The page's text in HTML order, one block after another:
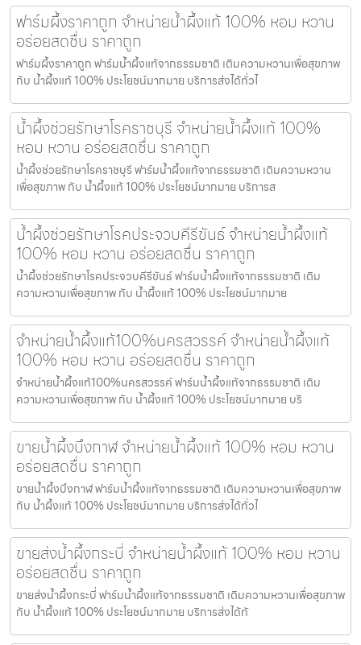
ฟาร์มผึ้งราคาถูก จำหน่ายน้ำผึ้งแท้ 100% หอม หวาน
อร่อยสดชื่น ราคาถูก
ฟาร์มผึ้งราคาถูก ฟาร์มน้ำผึ้งแท้จากธรรมชาติ เติมความหวานเพื่อสุขภาพ
กับ น้ำผึ้งแท้ 100% ประโยชน์มากมาย บริการส่งได้ทั่วไ
น้ำผึ้งช่วยรักษาโรคราชบุรี จำหน่ายน้ำผึ้งแท้ 100%
หอม หวาน อร่อยสดชื่น ราคาถูก
น้ำผึ้งช่วยรักษาโรคราชบุรี ฟาร์มน้ำผึ้งแท้จากธรรมชาติ เติมความหวาน
เพื่อสุขภาพ กับ น้ำผึ้งแท้ 100% ประโยชน์มากมาย บริการส
น้ำผึ้งช่วยรักษาโรคประจวบคีรีขันธ์ จำหน่ายน้ำผึ้งแท้
100% หอม หวาน อร่อยสดชื่น ราคาถูก
น้ำผึ้งช่วยรักษาโรคประจวบคีรีขันธ์ ฟาร์มน้ำผึ้งแท้จากธรรมชาติ เติม
ความหวานเพื่อสุขภาพ กับ น้ำผึ้งแท้ 100% ประโยชน์มากมาย
จำหน่ายน้ำผึ้งแท้100%นครสวรรค์ จำหน่ายน้ำผึ้งแท้
100% หอม หวาน อร่อยสดชื่น ราคาถูก
จำหน่ายน้ำผึ้งแท้100%นครสวรรค์ ฟาร์มน้ำผึ้งแท้จากธรรมชาติ เติม
ความหวานเพื่อสุขภาพ กับ น้ำผึ้งแท้ 100% ประโยชน์มากมาย บริ
ขายน้ำผึ้งบึงกาฬ จำหน่ายน้ำผึ้งแท้ 100% หอม หวาน
อร่อยสดชื่น ราคาถูก
ขายน้ำผึ้งบึงกาฬ ฟาร์มน้ำผึ้งแท้จากธรรมชาติ เติมความหวานเพื่อสุขภาพ
กับ น้ำผึ้งแท้ 100% ประโยชน์มากมาย บริการส่งได้ทั่วไ
ขายส่งน้ำผึ้งกระบี่ จำหน่ายน้ำผึ้งแท้ 100% หอม หวาน
อร่อยสดชื่น ราคาถูก
ขายส่งน้ำผึ้งกระบี่ ฟาร์มน้ำผึ้งแท้จากธรรมชาติ เติมความหวานเพื่อสุขภาพ
กับ น้ำผึ้งแท้ 100% ประโยชน์มากมาย บริการส่งได้ทั